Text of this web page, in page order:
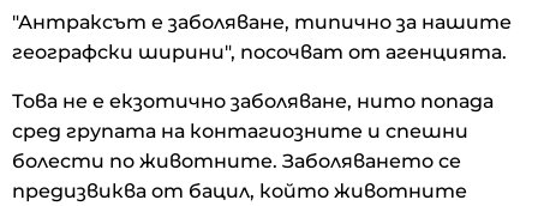
"Антраксът е заболяване, типично за нашите
географски ширини", посочват от агенцията.
Това не е екзотично заболяване, нито попада
сред групата на контагиозните и спешни
болести по животните. Заболяването се
предизвиква от бацил, който животните